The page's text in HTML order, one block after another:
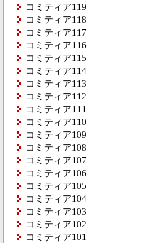
コミティア119
コミティア118
コミティア117
コミティア116
コミティア115
コミティア114
コミティア113
コミティア112
コミティア111
コミティア110
コミティア109
コミティア108
コミティア107
コミティア106
コミティア105
コミティア104
コミティア103
コミティア102
コミティア101